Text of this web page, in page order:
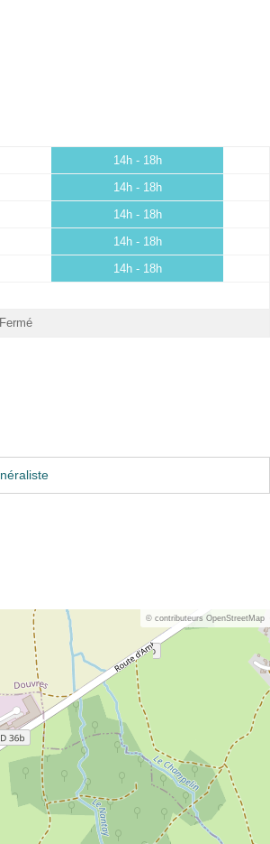
14h - 18h
14h - 18h
14h - 18h
14h - 18h
14h - 18h
Fermé
© contributeurs OpenStreetMap